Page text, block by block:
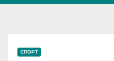
СПОРТ